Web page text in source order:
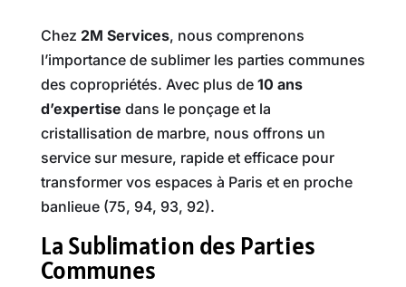
Chez 2M Services, nous comprenons
l’importance de sublimer les parties communes
des copropriétés. Avec plus de 10 ans
d’expertise dans le ponçage et la
cristallisation de marbre, nous offrons un
service sur mesure, rapide et efficace pour
transformer vos espaces à Paris et en proche
banlieue (75, 94, 93, 92).
La Sublimation des Parties
Communes